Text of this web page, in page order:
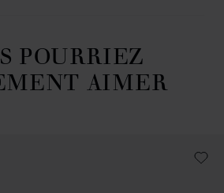
POURRIEZ
AIMER